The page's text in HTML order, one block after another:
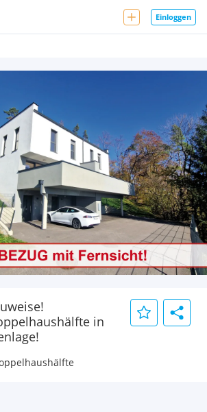
Einloggen
in